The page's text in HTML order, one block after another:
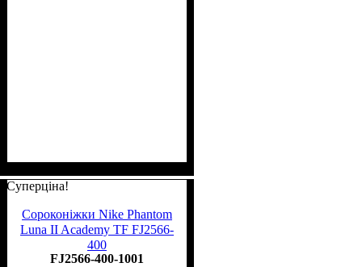
Суперціна!
Сороконіжки Nike Phantom
Luna II Academy TF FJ2566-
400
FJ2566-400-1001